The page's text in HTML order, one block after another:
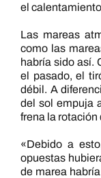
el
Las mareas
como las
habría sido así.
el pasado, el
débil. A
del sol empuja
frena la rotación
«Debido a
opuestas
de marea